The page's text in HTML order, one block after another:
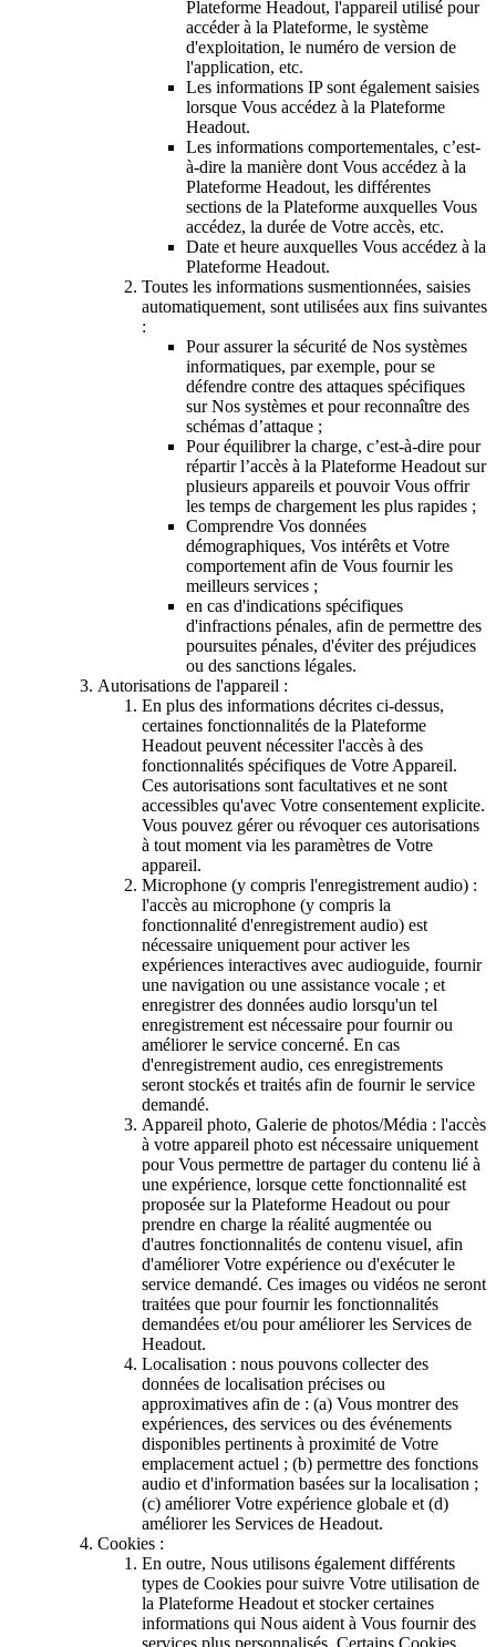
Plateforme Headout, l'appareil utilisé pour
accéder à la Plateforme, le système
d'exploitation, le numéro de version de
l'application, etc.
Les informations IP sont également saisies
lorsque Vous accédez à la Plateforme
Headout.
Les informations comportementales, c’est-
à-dire la manière dont Vous accédez à la
Plateforme Headout, les différentes
sections de la Plateforme auxquelles Vous
accédez, la durée de Votre accès, etc.
Date et heure auxquelles Vous accédez à la
Plateforme Headout.
Toutes les informations susmentionnées, saisies
automatiquement, sont utilisées aux fins suivantes
:
Pour assurer la sécurité de Nos systèmes
informatiques, par exemple, pour se
défendre contre des attaques spécifiques
sur Nos systèmes et pour reconnaître des
schémas d’attaque ;
Pour équilibrer la charge, c’est-à-dire pour
répartir l’accès à la Plateforme Headout sur
plusieurs appareils et pouvoir Vous offrir
les temps de chargement les plus rapides ;
Comprendre Vos données
démographiques, Vos intérêts et Votre
comportement afin de Vous fournir les
meilleurs services ;
en cas d'indications spécifiques
d'infractions pénales, afin de permettre des
poursuites pénales, d'éviter des préjudices
ou des sanctions légales.
Autorisations de l'appareil :
En plus des informations décrites ci-dessus,
certaines fonctionnalités de la Plateforme
Headout peuvent nécessiter l'accès à des
fonctionnalités spécifiques de Votre Appareil.
Ces autorisations sont facultatives et ne sont
accessibles qu'avec Votre consentement explicite.
Vous pouvez gérer ou révoquer ces autorisations
à tout moment via les paramètres de Votre
appareil.
Microphone (y compris l'enregistrement audio) :
l'accès au microphone (y compris la
fonctionnalité d'enregistrement audio) est
nécessaire uniquement pour activer les
expériences interactives avec audioguide, fournir
une navigation ou une assistance vocale ; et
enregistrer des données audio lorsqu'un tel
enregistrement est nécessaire pour fournir ou
améliorer le service concerné. En cas
d'enregistrement audio, ces enregistrements
seront stockés et traités afin de fournir le service
demandé.
Appareil photo, Galerie de photos/Média : l'accès
à votre appareil photo est nécessaire uniquement
pour Vous permettre de partager du contenu lié à
une expérience, lorsque cette fonctionnalité est
proposée sur la Plateforme Headout ou pour
prendre en charge la réalité augmentée ou
d'autres fonctionnalités de contenu visuel, afin
d'améliorer Votre expérience ou d'exécuter le
service demandé. Ces images ou vidéos ne seront
traitées que pour fournir les fonctionnalités
demandées et/ou pour améliorer les Services de
Headout.
Localisation : nous pouvons collecter des
données de localisation précises ou
approximatives afin de : (a) Vous montrer des
expériences, des services ou des événements
disponibles pertinents à proximité de Votre
emplacement actuel ; (b) permettre des fonctions
audio et d'information basées sur la localisation ;
(c) améliorer Votre expérience globale et (d)
améliorer les Services de Headout.
Cookies :
En outre, Nous utilisons également différents
types de Cookies pour suivre Votre utilisation de
la Plateforme Headout et stocker certaines
informations qui Nous aident à Vous fournir des
services plus personnalisés. Certains Cookies